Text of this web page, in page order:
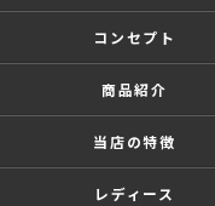
コンセプト
商品紹介
当店の特徴
レディース